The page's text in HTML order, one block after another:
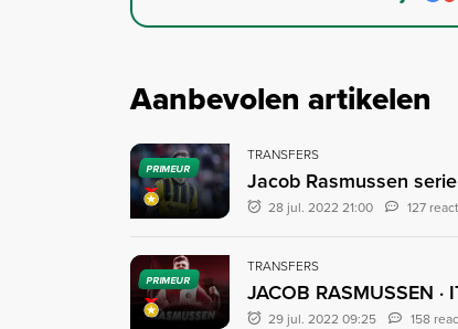
Aanbevolen artikelen
PRIMEUR
TRANSFERS
Jacob Rasmussen
28 jul. 2022 21:00 127
PRIMEUR
TRANSFERS
JACOB RASMUSSEN ·
29 jul. 2022 09:25 158